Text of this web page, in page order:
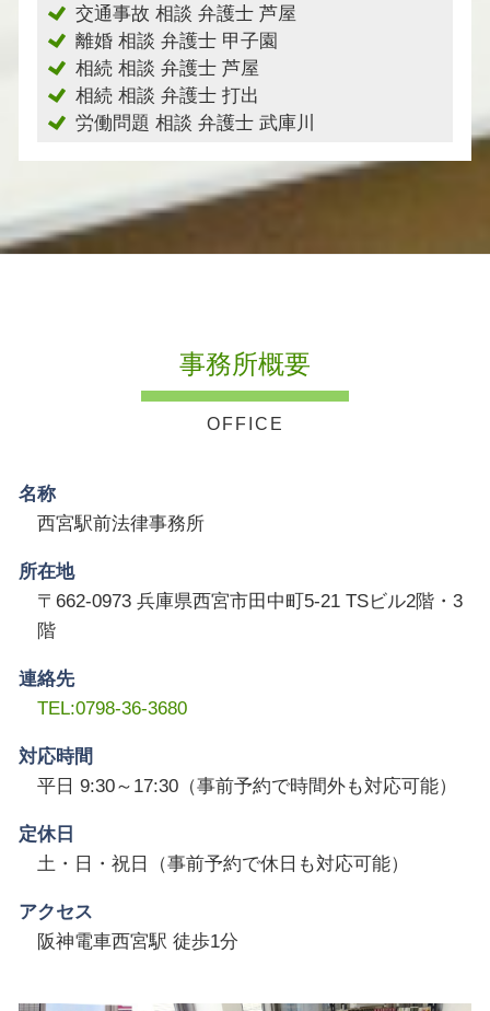
交通事故 相談 弁護士 芦屋
離婚 相談 弁護士 甲子園
相続 相談 弁護士 芦屋
相続 相談 弁護士 打出
労働問題 相談 弁護士 武庫川
事務所概要
名称
西宮駅前法律事務所
所在地
〒662-0973 兵庫県西宮市田中町5-21 TSビル2階・3
階
連絡先
TEL:0798-36-3680
対応時間
平日 9:30～17:30（事前予約で時間外も対応可能）
定休日
土・日・祝日（事前予約で休日も対応可能）
アクセス
阪神電車西宮駅 徒歩1分